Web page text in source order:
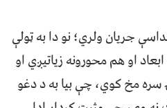
جریان ولري؛ نو دا به ټولې
او هم محورونه زیاتیږي او
سره مخ کوي، چې بیا به د دغو